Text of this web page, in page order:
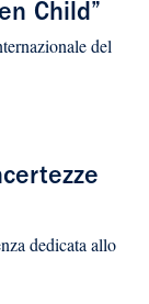
Child”
del
dedicata allo